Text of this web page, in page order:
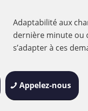
Adaptabilité aux
dernière minute ou
s’adapter à ces
Appelez-nous